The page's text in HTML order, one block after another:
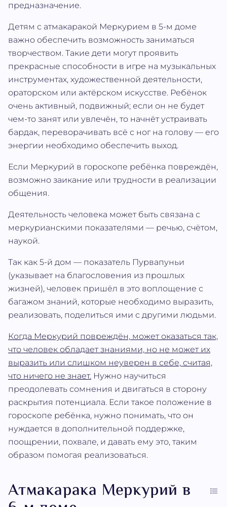
предназначение.
Детям с атмакаракой Меркурием в 5-м доме
важно обеспечить возможность заниматься
творчеством. Такие дети могут проявить
прекрасные способности в игре на музыкальных
инструментах, художественной деятельности,
ораторском или актёрском искусстве. Ребёнок
очень активный, подвижный; если он не будет
чем-то занят или увлечён, то начнёт устраивать
бардак, переворачивать всё с ног на голову — его
энергии необходимо обеспечить выход.
Если Меркурий в гороскопе ребёнка повреждён,
возможно заикание или трудности в реализации
общения.
Деятельность человека может быть связана с
меркурианскими показателями — речью, счётом,
наукой.
Так как 5-й дом — показатель Пурвапуньи
(указывает на благословения из прошлых
жизней), человек пришёл в это воплощение с
багажом знаний, которые необходимо выразить,
реализовать, поделиться ими с другими людьми.
Когда Меркурий повреждён, может оказаться так,
что человек обладает знаниями, но не может их
выразить или слишком неуверен в себе, считая,
что ничего не знает. Нужно научиться
преодолевать сомнения и двигаться в сторону
раскрытия потенциала. Если такое положение в
гороскопе ребёнка, нужно понимать, что он
нуждается в дополнительной поддержке,
поощрении, похвале, и давать ему это, таким
образом помогая реализоваться.
Атмакарака Меркурий в